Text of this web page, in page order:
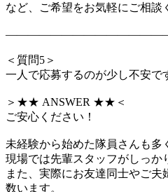
など、ご希望をお気軽にご相談
＜質問5＞
一人で応募するのが少し不安
＞★★ ANSWER ★★＜
ご安心ください！
未経験から始めた隊員さんも多
現場では先輩スタッフがしっか
また、実際にお友達同士やご
数います。